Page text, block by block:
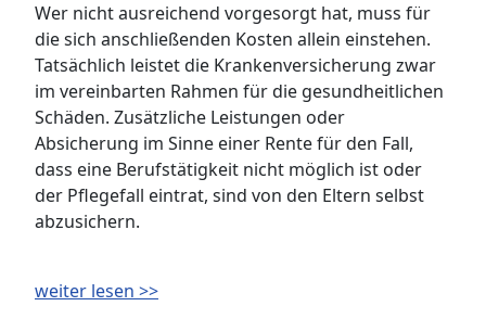
Wer nicht ausreichend vorgesorgt hat, muss für
die sich anschließenden Kosten allein einstehen.
Tatsächlich leistet die Krankenversicherung zwar
im vereinbarten Rahmen für die gesundheitlichen
Schäden. Zusätzliche Leistungen oder
Absicherung im Sinne einer Rente für den Fall,
dass eine Berufstätigkeit nicht möglich ist oder
der Pflegefall eintrat, sind von den Eltern selbst
abzusichern.
weiter lesen >>